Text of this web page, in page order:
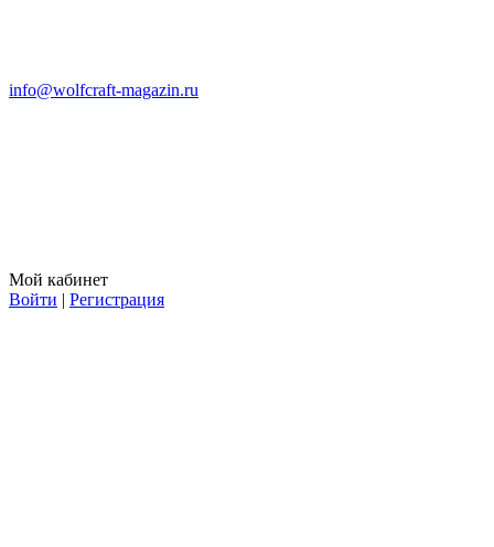
info@wolfcraft-magazin.ru
Мой кабинет
Войти | Регистрация